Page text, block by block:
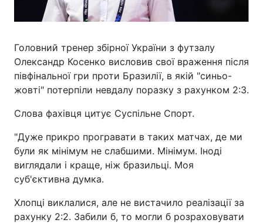
Головний тренер збірної України з футзалу
Олександр Косенко висловив свої враження після
півфінальної гри проти Бразилії, в якій "синьо-
жовті" потерпіли невдалу поразку з рахунком 2:3.
Слова фахівця цитує Суспільне Спорт.
"Дуже прикро програвати в таких матчах, де ми
були як мінімум не слабшими. Мінімум. Іноді
виглядали і краще, ніж бразильці. Моя
суб'єктивна думка.
Хлопці виклалися, але не вистачило реалізації за
рахунку 2:2. Забили б, то могли б розраховувати